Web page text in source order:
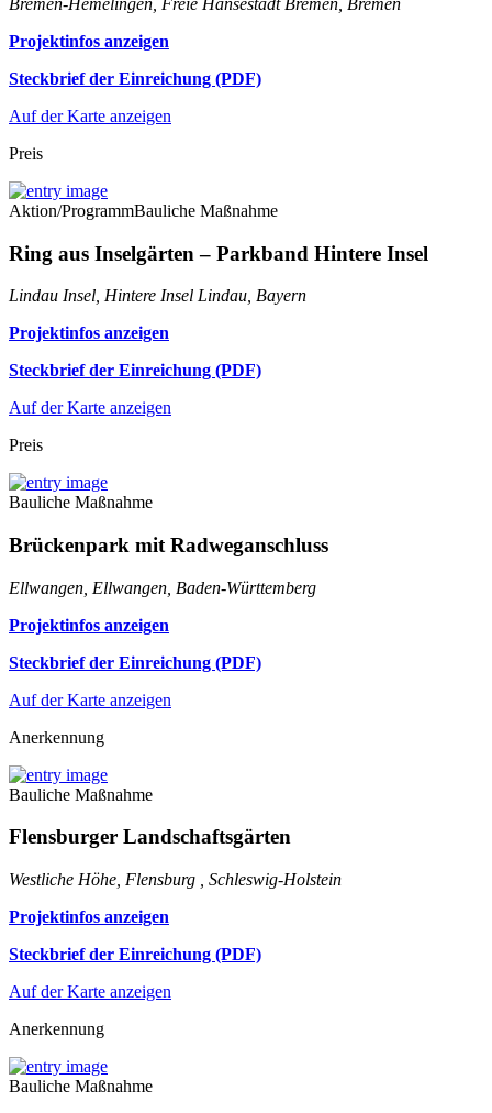
Projektinfos anzeigen
Steckbrief der Einreichung (PDF)
Auf der Karte anzeigen
Preis
Aktion/ProgrammBauliche Maßnahme
Ring aus Inselgärten – Parkband Hintere Insel
Lindau Insel, Hintere Insel Lindau, Bayern
Projektinfos anzeigen
Steckbrief der Einreichung (PDF)
Auf der Karte anzeigen
Preis
Bauliche Maßnahme
Brückenpark mit Radweganschluss
Ellwangen, Ellwangen, Baden-Württemberg
Projektinfos anzeigen
Steckbrief der Einreichung (PDF)
Auf der Karte anzeigen
Anerkennung
Bauliche Maßnahme
Flensburger Landschaftsgärten
Westliche Höhe, Flensburg , Schleswig-Holstein
Projektinfos anzeigen
Steckbrief der Einreichung (PDF)
Auf der Karte anzeigen
Anerkennung
Bauliche Maßnahme